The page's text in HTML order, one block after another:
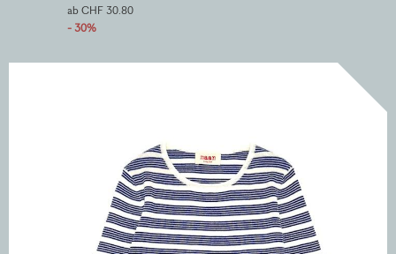
ab CHF 30.80
- 30%